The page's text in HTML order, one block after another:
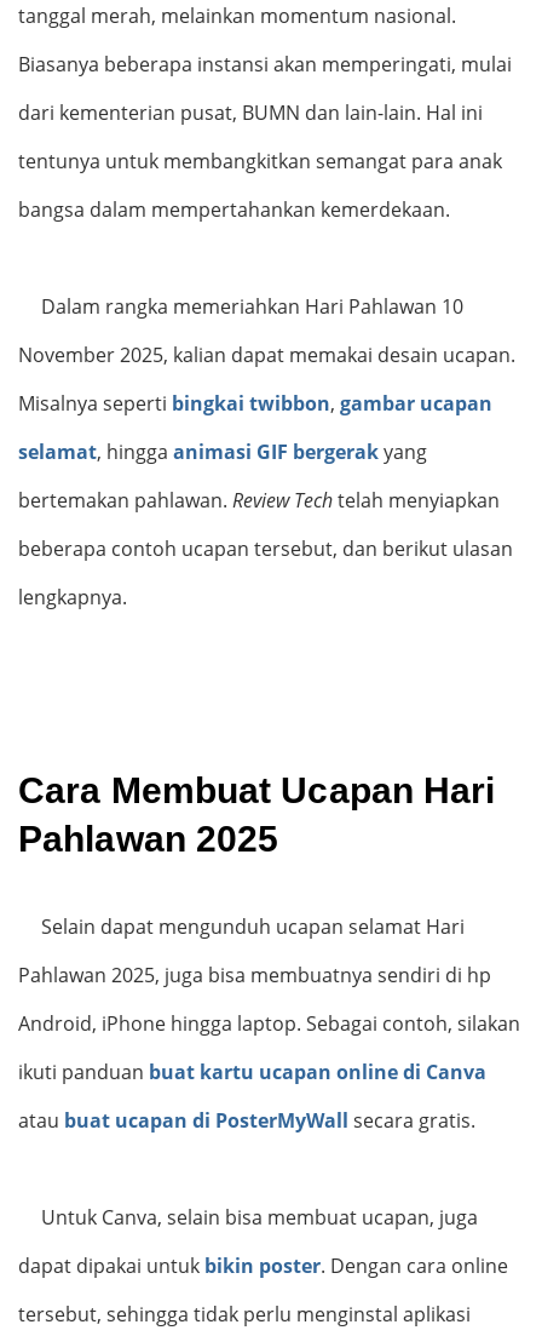
tanggal merah, melainkan momentum nasional.
Biasanya beberapa instansi akan memperingati, mulai
dari kementerian pusat, BUMN dan lain-lain. Hal ini
tentunya untuk membangkitkan semangat para anak
bangsa dalam mempertahankan kemerdekaan.
Dalam rangka memeriahkan Hari Pahlawan 10
November 2025, kalian dapat memakai desain ucapan.
Misalnya seperti bingkai twibbon, gambar ucapan
selamat, hingga animasi GIF bergerakyang
bertemakan pahlawan. Review Techtelah menyiapkan
beberapa contoh ucapan tersebut, dan berikut ulasan
lengkapnya.
Cara Membuat Ucapan Hari
Pahlawan 2025
Selain dapat mengunduh ucapan selamat Hari
Pahlawan 2025, juga bisa membuatnya sendiri di hp
Android, iPhone hingga laptop. Sebagai contoh, silakan
ikuti panduan buat kartu ucapan online di Canva
atau buat ucapan di PosterMyWall secara gratis.
Untuk Canva, selain bisa membuat ucapan, juga
dapat dipakai untuk bikin poster. Dengan cara online
tersebut, sehingga tidak perlu menginstal aplikasi